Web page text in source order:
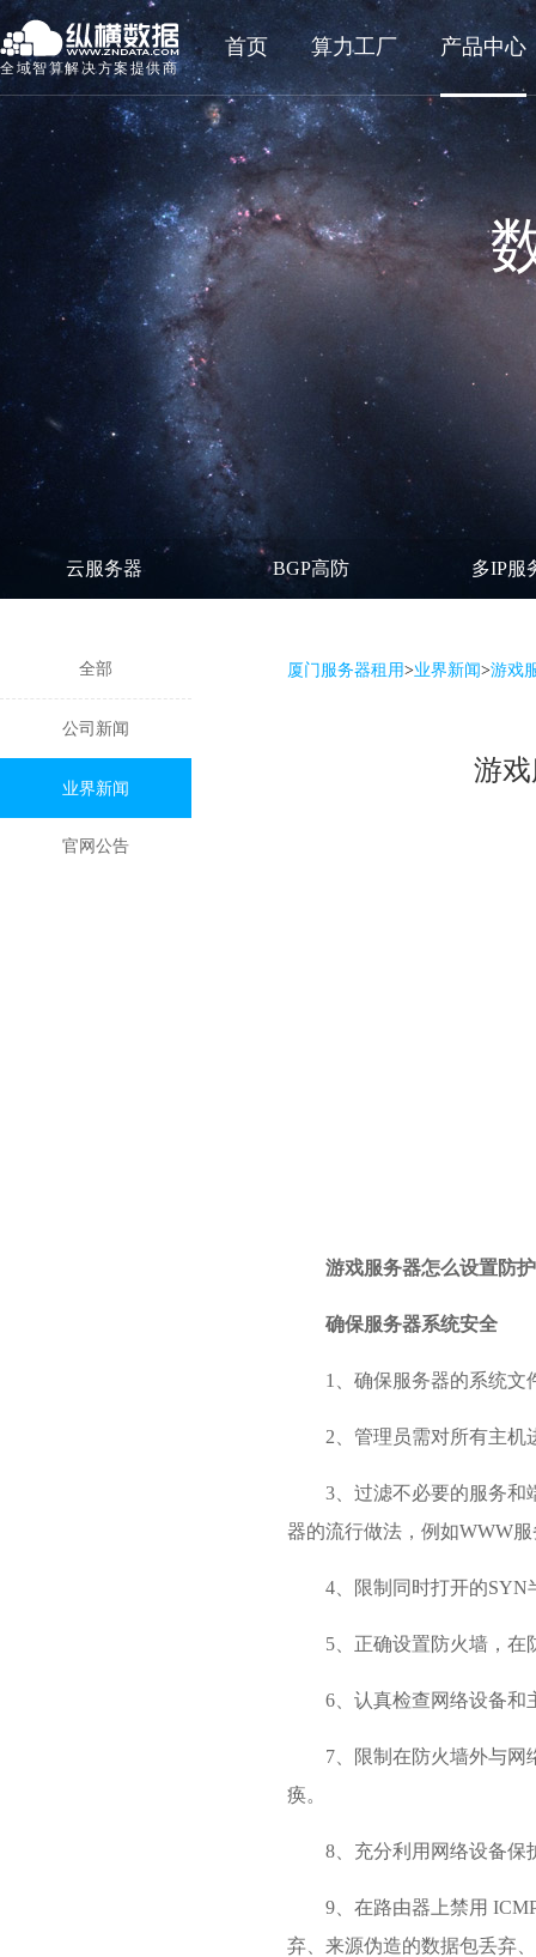
全域智算解决方案提供商
首页 算力工厂 产品中心
云服务器 BGP高防 多IP服
全部
公司新闻
业界新闻
官网公告
厦门服务器租用>业界新闻>游戏
游
游戏服务器怎么设置防
确保服务器系统安全
1、确保服务器的系统文
2、管理员需对所有主机
3、过滤不必要的服务和
器的流行做法，例如WWW
4、限制同时打开的SYN
5、正确设置防火墙，在
6、认真检查网络设备和
7、限制在防火墙外与
痪。
8、充分利用网络设备保
9、在路由器上禁用
弃、来源伪造的数据包丢弃